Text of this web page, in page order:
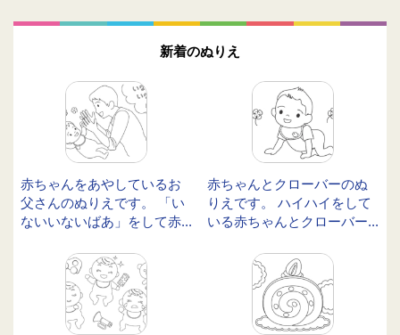
新着のぬりえ
赤ちゃんをあやしているお
父さんのぬりえです。 「い
ないいないばあ」をして赤...
赤ちゃんとクローバーのぬ
りえです。 ハイハイをして
いる赤ちゃんとクローバー...